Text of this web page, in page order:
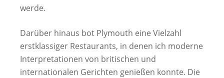
werde.
Darüber hinaus bot Plymouth eine Vielzahl
erstklassiger Restaurants, in denen ich moderne
Interpretationen von britischen und
internationalen Gerichten genießen konnte. Die